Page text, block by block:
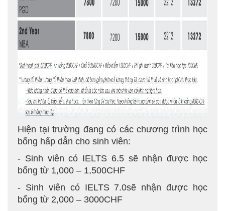
Hiện tại trường đang có các chương trình học
bổng hấp dẫn cho sinh viên:
- Sinh viên có IELTS 6.5 sẽ nhận được học
bổng từ 1,000 – 1,500CHF
- Sinh viên có IELTS 7.0sẽ nhận được học
bổng từ 2,000 – 3000CHF